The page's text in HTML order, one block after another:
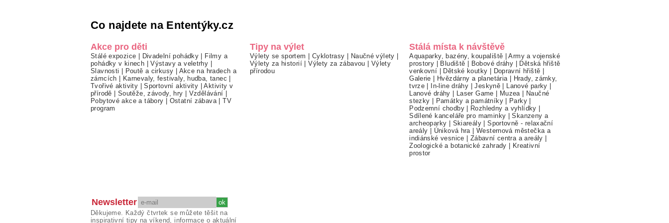
Co najdete na Ententýky.cz
Akce pro děti
Stálé expozice | Divadelní pohádky | Filmy a
pohádky v kinech |Výstavy a veletrhy |
Slavnosti | Poutě a cirkusy | Akce na hradech a
zámcích | Karnevaly, festivaly, hudba, tanec |
Tvořivé aktivity |Sportovní aktivity |Aktivity v
přírodě | Soutěže, závody, hry | Vzdělávání |
Pobytové akce a tábory | Ostatní zábava |TV
program
Tipy na výlet
Výlety se sportem | Cyklotrasy | Naučné výlety |
Výlety za historií |Výlety za zábavou | Výlety
přírodou
Stálá místa k návštěvě
Aquaparky, bazény, koupaliště |Army a vojenské
prostory | Bludiště | Bobové dráhy | Dětská hřiště
venkovní | Dětské koutky | Dopravní hřiště |
Galerie | Hvězdárny a planetária | Hrady, zámky,
tvrze | In-line dráhy |Jeskyně | Lanové parky |
Lanové dráhy | Laser Game | Muzea | Naučné
stezky | Památky a památníky| Parky |
Podzemní chodby| Rozhledny a vyhlídky |
Sdílené kanceláře pro maminky |Skanzeny a
archeoparky | Skiareály |Sportovně - relaxační
areály | Úniková hra |Westernová městečka a
indiánské vesnice | Zábavní centra a areály |
Zoologické a botanické zahrady | Kreativní
prostor
Newsletter
Děkujeme. Každý čtvrtek se můžete těšit na
inspirativní tipy na víkend, informace o aktuální